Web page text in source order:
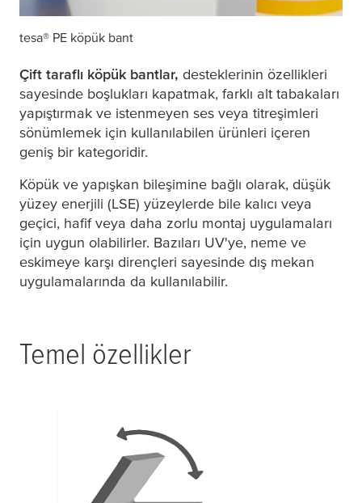
tesa® PE köpük bant
Çift taraflı köpük bantlar, desteklerinin özellikleri
sayesinde boşlukları kapatmak, farklı alt tabakaları
yapıştırmak ve istenmeyen ses veya titreşimleri
sönümlemek için kullanılabilen ürünleri içeren
geniş bir kategoridir.
Köpük ve yapışkan bileşimine bağlı olarak, düşük
yüzey enerjili (LSE) yüzeylerde bile kalıcı veya
geçici, hafif veya daha zorlu montaj uygulamaları
için uygun olabilirler. Bazıları UV'ye, neme ve
eskimeye karşı dirençleri sayesinde dış mekan
uygulamalarında da kullanılabilir.
Temel özellikler